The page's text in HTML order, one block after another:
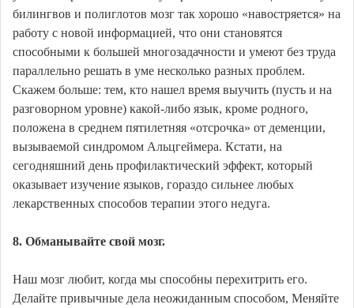
билингвов и полиглотов мозг так хорошо «навостряется» на
работу с новой информацией, что они становятся
способными к большей многозадачности и умеют без труда
параллельно решать в уме несколько разных проблем.
Скажем больше: тем, кто нашел время выучить (пусть и на
разговорном уровне) какой-либо язык, кроме родного,
положена в среднем пятилетняя «отсрочка» от деменции,
вызываемой синдромом Альцгеймера. Кстати, на
сегодняшний день профилактический эффект, который
оказывает изучение языков, гораздо сильнее любых
лекарственных способов терапии этого недуга.
8. Обманывайте свой мозг.
Наш мозг любит, когда мы способны перехитрить его.
Делайте привычные дела неожиданным способом, Меняйте